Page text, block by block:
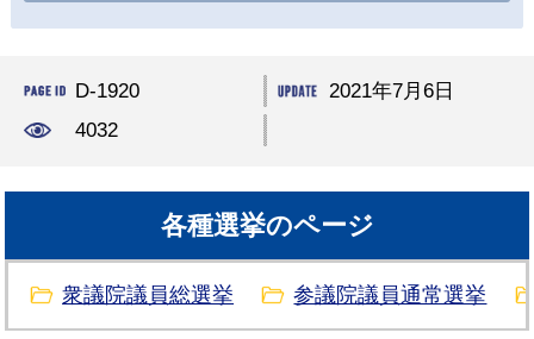
D-1920
2021年7月6日
4032
各種選挙のページ
衆議院議員総選挙 参議院議員通常選挙